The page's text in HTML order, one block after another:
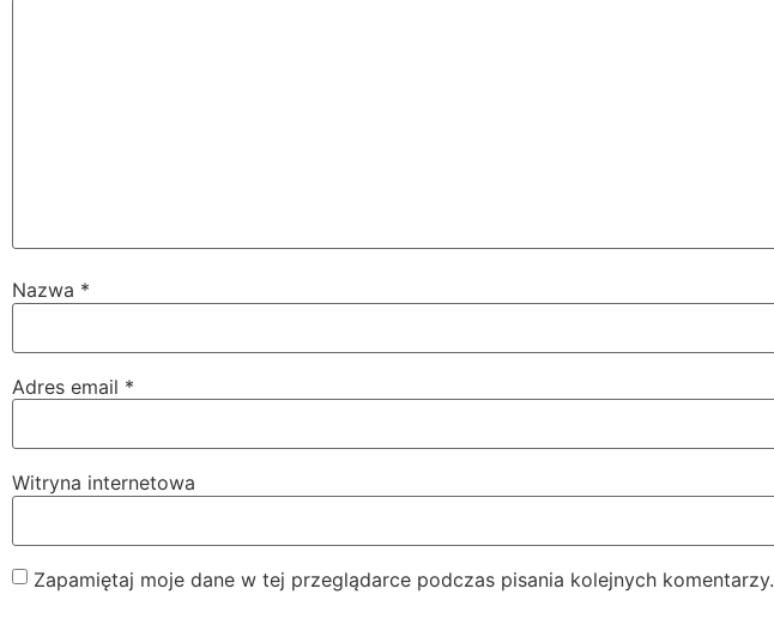
Nazwa *
Adres email *
Witryna internetowa
Zapamiętaj moje dane w tej przeglądarce podczas pisania kolejnych komentarzy.